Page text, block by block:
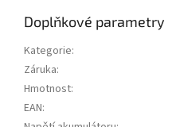
Doplňkové parametry
Kategorie:
Záruka:
Hmotnost:
EAN: